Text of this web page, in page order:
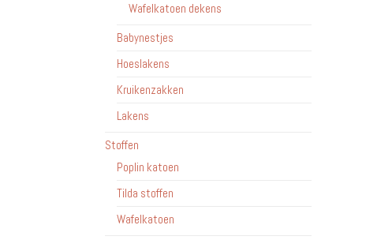
Wafelkatoen dekens
Babynestjes
Hoeslakens
Kruikenzakken
Lakens
Stoffen
Poplin katoen
Tilda stoffen
Wafelkatoen